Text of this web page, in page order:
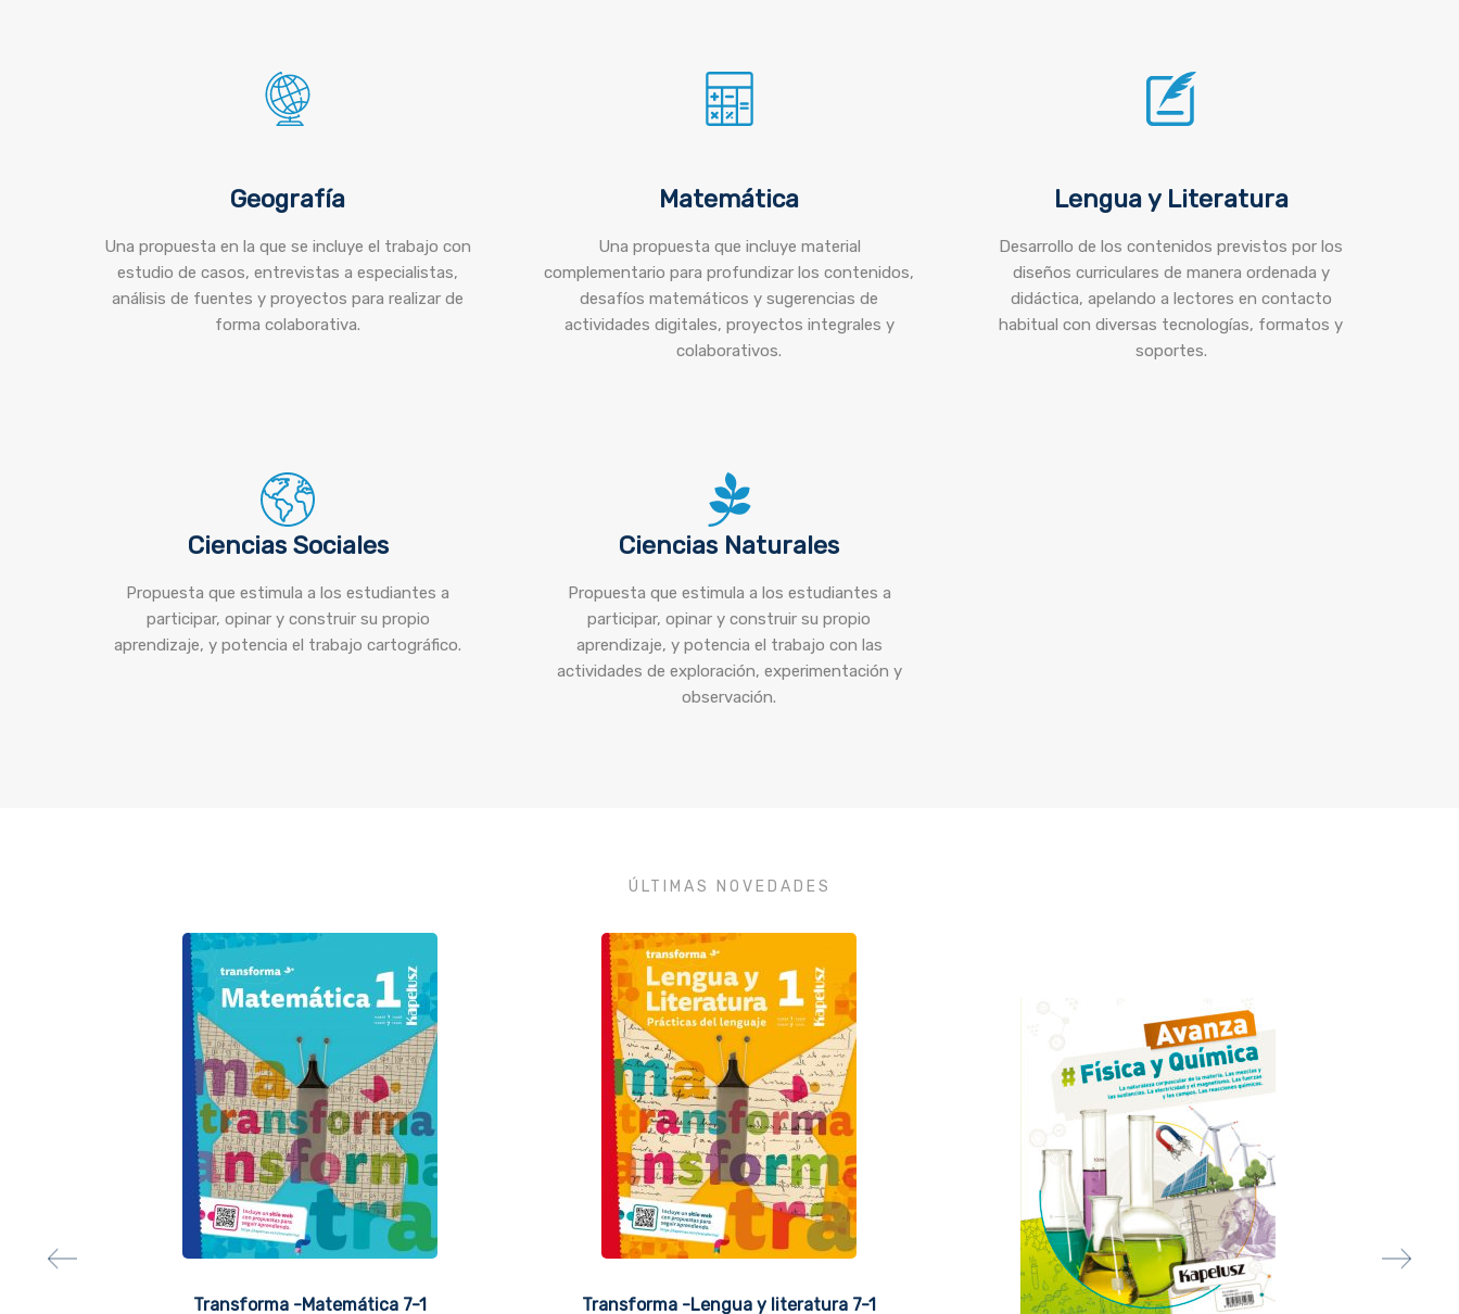
Geografía
Una propuesta en la que se incluye el trabajo con
estudio de casos, entrevistas a especialistas,
análisis de fuentes y proyectos para realizar de
forma colaborativa.
Matemática
Una propuesta que incluye material
complementario para profundizar los contenidos,
desafíos matemáticos y sugerencias de
actividades digitales, proyectos integrales y
colaborativos.
Lengua y Literatura
Desarrollo de los contenidos previstos por los
diseños curriculares de manera ordenada y
didáctica, apelando a lectores en contacto
habitual con diversas tecnologías, formatos y
soportes.
Ciencias Sociales
Propuesta que estimula a los estudiantes a
participar, opinar y construir su propio
aprendizaje, y potencia el trabajo cartográfico.
Ciencias Naturales
Propuesta que estimula a los estudiantes a
participar, opinar y construir su propio
aprendizaje, y potencia el trabajo con las
actividades de exploración, experimentación y
observación.
ÚLTIMAS NOVEDADES
Transforma -Matemática 7-1 Transforma -Lengua y literatura 7-1